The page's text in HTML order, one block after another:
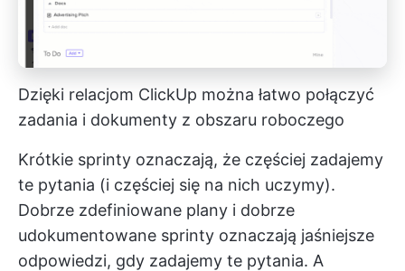
Dzięki relacjom ClickUp można łatwo połączyć
zadania i dokumenty z obszaru roboczego
Krótkie sprinty oznaczają, że częściej zadajemy
te pytania (i częściej się na nich uczymy).
Dobrze zdefiniowane plany i dobrze
udokumentowane sprinty oznaczają jaśniejsze
odpowiedzi, gdy zadajemy te pytania. A